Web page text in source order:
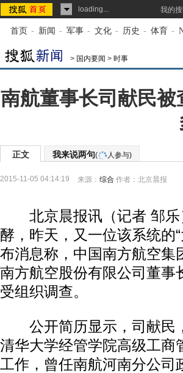
loading... 我的
首页 - 新闻 - 军事 - 文化 - 历史 - 体育 -
> 国内要闻 > 时事
南航董事长司献民
正文 我来说两句( 人参与)
2015-11-05 04:14:19 来源： 综合 作者：北京晨报
北京晨报讯（记者 邹乐
酵，昨天，又一位该系统的
布消息称，中国南方航空集
南方航空股份有限公司董事
受组织调查。
公开简历显示，司献民
清华大学经管学院高级工商
工作，曾任南航河南分公司